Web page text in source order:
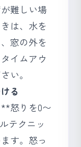
難しい場
は、水を
窓の外を
イムアウ
い。
る
怒りを0〜
テクニッ
す。怒っ